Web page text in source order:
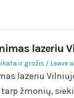
lazeriu
ir grožis Leave
lazeriu
žmonių,